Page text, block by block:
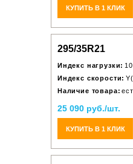
КУПИТЬ В 1 КЛИК
295/35R21
Индекс нагрузки:
Индекс скорости:
Наличие товара:
25 090 руб./шт.
КУПИТЬ В 1 КЛИК